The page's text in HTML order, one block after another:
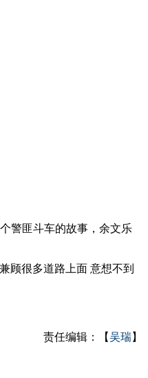
警匪斗车的故事，余文乐
顾很多道路上面 意想不到
责任编辑：【吴瑞】